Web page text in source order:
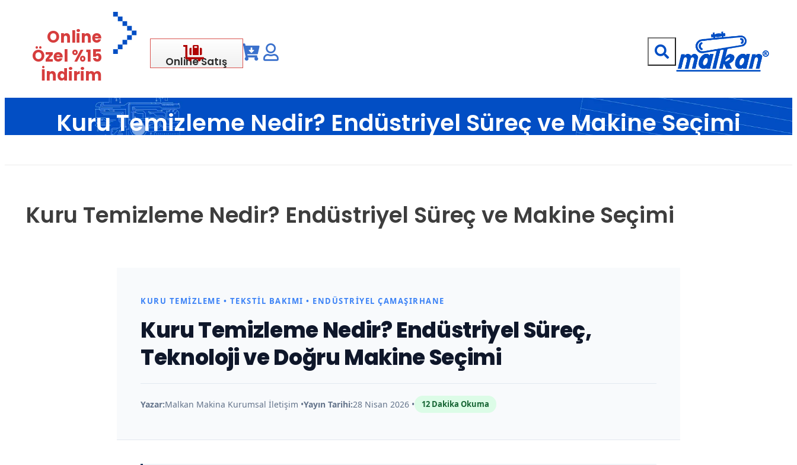
Online
Özel %15
İndirim
Online Satış
Kuru Temizleme Nedir? Endüstriyel Süreç ve Makine Seçimi
Kuru Temizleme Nedir? Endüstriyel Süreç ve Makine Seçimi
KURU TEMIZLEME • TEKSTIL BAKIMI • ENDÜSTRIYEL ÇAMAŞIRHANE
Kuru Temizleme Nedir? Endüstriyel Süreç,
Teknoloji ve Doğru Makine Seçimi
Yazar:Malkan Makina Kurumsal İletişim •Yayın Tarihi:28 Nisan 2026 • 12 Dakika Okuma